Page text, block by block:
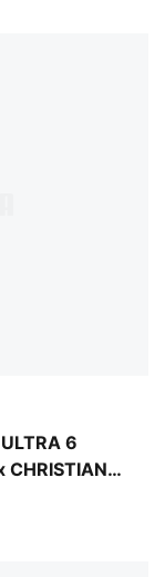
6
CHRISTIAN
Blue